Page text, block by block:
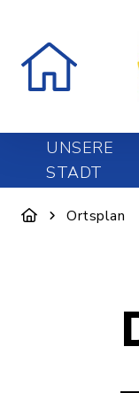
UNSERE
STADT
Ortsplan